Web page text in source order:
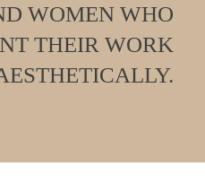
WOMEN WHO
THEIR WORK